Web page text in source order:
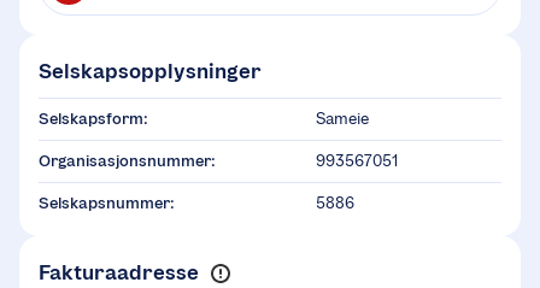
Selskapsopplysninger
Selskapsform: Sameie
Organisasjonsnummer: 993567051
Selskapsnummer: 5886
Fakturaadresse